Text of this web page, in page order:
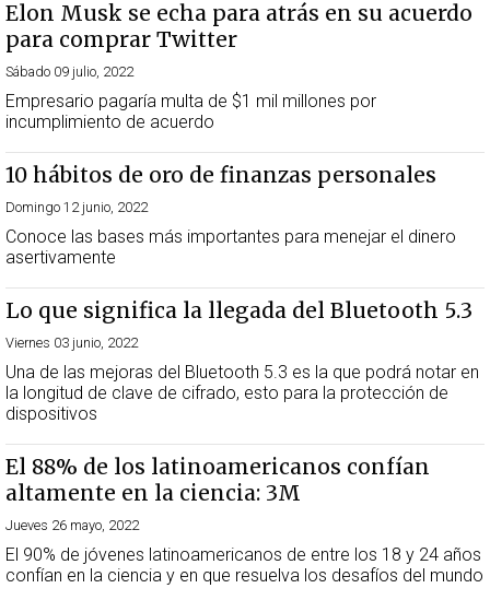
Elon Musk se echa para atrás en su acuerdo
para comprar Twitter
Sábado 09 julio, 2022
Empresario pagaría multa de $1 mil millones por
incumplimiento de acuerdo
10 hábitos de oro de finanzas personales
Domingo 12 junio, 2022
Conoce las bases más importantes para menejar el dinero
asertivamente
Lo que significa la llegada del Bluetooth 5.3
Viernes 03 junio, 2022
Una de las mejoras del Bluetooth 5.3 es la que podrá notar en
la longitud de clave de cifrado, esto para la protección de
dispositivos
El 88% de los latinoamericanos confían
altamente en la ciencia: 3M
Jueves 26 mayo, 2022
El 90% de jóvenes latinoamericanos de entre los 18 y 24 años
confían en la ciencia y en que resuelva los desafíos del mundo